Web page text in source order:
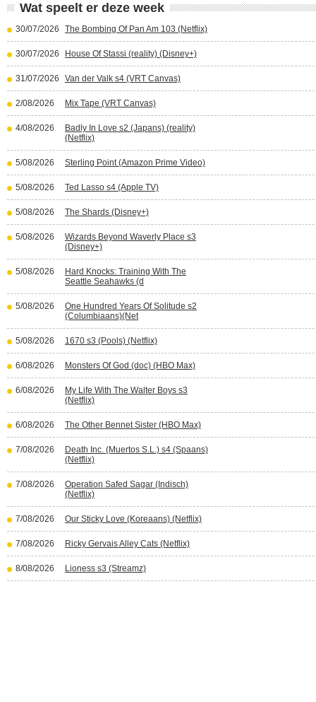
Wat speelt er deze week
30/07/2026 The Bombing Of Pan Am 103 (Netflix)
30/07/2026 House Of Stassi (reality) (Disney+)
31/07/2026 Van der Valk s4 (VRT Canvas)
2/08/2026 Mix Tape (VRT Canvas)
4/08/2026
Badly In Love s2 (Japans) (reality)
(Netflix)
5/08/2026 Sterling Point (Amazon Prime Video)
5/08/2026 Ted Lasso s4 (Apple TV)
5/08/2026 The Shards (Disney+)
5/08/2026
Wizards Beyond Waverly Place s3
(Disney+)
5/08/2026
Hard Knocks: Training With The
Seattle Seahawks (d
5/08/2026
One Hundred Years Of Solitude s2
(Columbiaans)(Net
5/08/2026 1670 s3 (Pools) (Netflix)
6/08/2026 Monsters Of God (doc) (HBO Max)
6/08/2026
My Life With The Walter Boys s3
(Netflix)
6/08/2026 The Other Bennet Sister (HBO Max)
7/08/2026
Death Inc. (Muertos S.L.) s4 (Spaans)
(Netflix)
7/08/2026
Operation Safed Sagar (Indisch)
(Netflix)
7/08/2026 Our Sticky Love (Koreaans) (Netflix)
7/08/2026 Ricky Gervais Alley Cats (Netflix)
8/08/2026 Lioness s3 (Streamz)